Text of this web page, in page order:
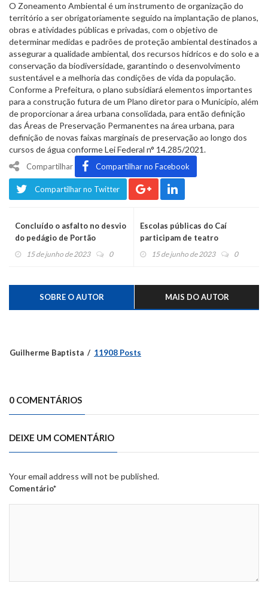
O Zoneamento Ambiental é um instrumento de organização do
território a ser obrigatoriamente seguido na implantação de planos,
obras e atividades públicas e privadas, com o objetivo de
determinar medidas e padrões de proteção ambiental destinados a
assegurar a qualidade ambiental, dos recursos hídricos e do solo e a
conservação da biodiversidade, garantindo o desenvolvimento
sustentável e a melhoria das condições de vida da população.
Conforme a Prefeitura, o plano subsidiará elementos importantes
para a construção futura de um Plano diretor para o Município, além
de proporcionar a área urbana consolidada, para então definição
das Áreas de Preservação Permanentes na área urbana, para
definição de novas faixas marginais de preservação ao longo dos
cursos de água conforme Lei Federal n° 14.285/2021.
Compartilhar Compartilhar no Facebook
Compartilhar no Twitter
Concluído o asfalto no desvio
do pedágio de Portão
15 de junho de 2023 0
Escolas públicas do Caí
participam de teatro
interativo da RGE nesta
15 de junho de 2023 0
SOBRE O AUTOR MAIS DO AUTOR
Guilherme Baptista 11908 Posts
0 COMENTÁRIOS
DEIXE UM COMENTÁRIO
Your email address will not be published.
Comentário*